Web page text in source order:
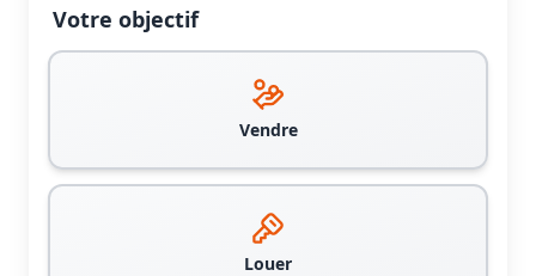
Votre objectif
Vendre
Louer